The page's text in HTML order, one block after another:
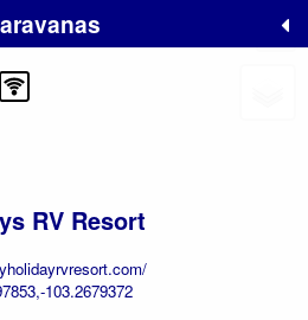
RV Resort
103.2679372